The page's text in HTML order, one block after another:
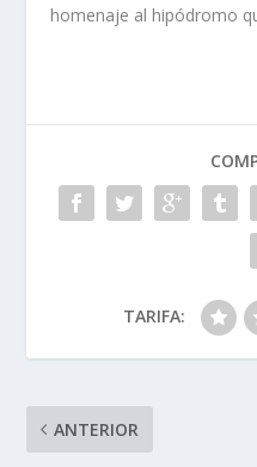
homenaje al hipódromo
TARIFA:
ANTERIOR